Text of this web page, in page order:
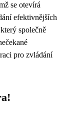
se otevírá
efektivnějších
společně
pro zvládání